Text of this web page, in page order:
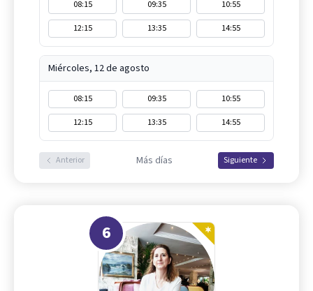
08:15 09:35
10:55
12:15
13:35 14:55
Miércoles, 12 de agosto
08:15 09:35
10:55
12:15
13:35 14:55
Anterior Más días Siguiente
6